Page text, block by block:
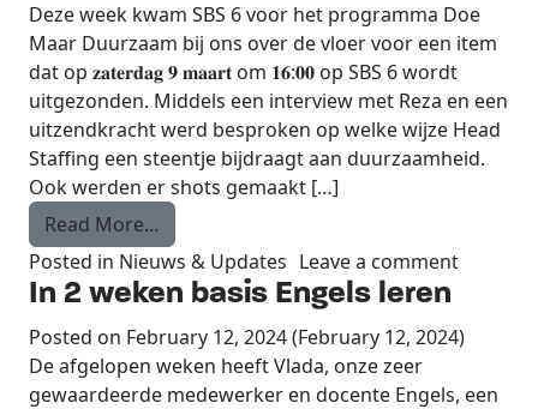
Deze week kwam SBS 6 voor het programma Doe
Maar Duurzaam bij ons over de vloer voor een item
dat op 𝐳𝐚𝐭𝐞𝐫𝐝𝐚𝐠 𝟗 𝐦𝐚𝐚𝐫𝐭 om 𝟏𝟔:𝟎𝟎 op SBS 6 wordt
uitgezonden. Middels een interview met Reza en een
uitzendkracht werd besproken op welke wijze Head
Staffing een steentje bijdraagt aan duurzaamheid.
Ook werden er shots gemaakt […]
Read More…
Posted in Nieuws & Updates Leave a commenton
In 2 weken basis Engels leren
Posted on February 12, 2024(February 12, 2024)
De afgelopen weken heeft Vlada, onze zeer
gewaardeerde medewerker en docente Engels, een